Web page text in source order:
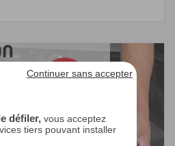
défiler, vous acceptez
tiers pouvant installer
Continuer sans accepter